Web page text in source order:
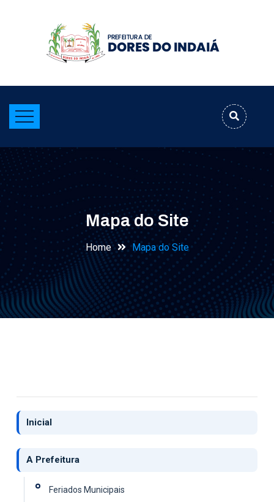
Mapa do Site
Home Mapa do Site
Inicial
A Prefeitura
Feriados Municipais